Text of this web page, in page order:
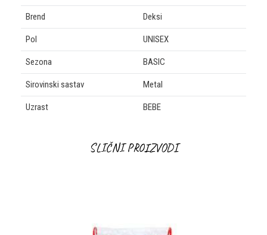
Brend Deksi
Pol UNISEX
Sezona BASIC
Sirovinski sastav Metal
Uzrast BEBE
SLIČNI PROIZVODI